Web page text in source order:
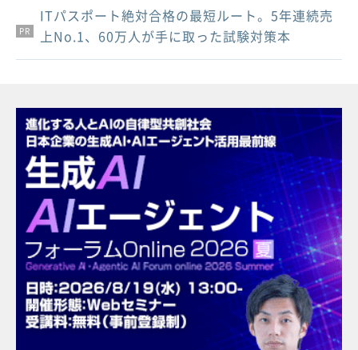
PR
PR
PR
ITパスポート絶対合格の最短ルート。5年連続売
上No.1、60万人が手に取った試験対策本